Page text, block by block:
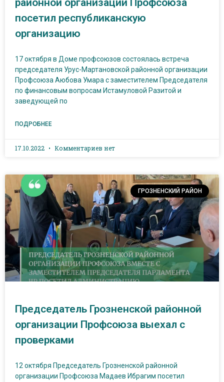
районной организации Профсоюза
посетил республиканскую
организацию
17 октября в Доме профсоюзов состоялась встреча
председателя Урус-Мартановской районной организации
Профсоюза Аюбова Умара с заместителем Председателя
по финансовым вопросам Истамуловой Разитой и
заведующей по
ПОДРОБНЕЕ
17.10.2022 Комментариев нет
ГРОЗНЕНСКИЙ РАЙОН
Председатель Грозненской районной
организации Профсоюза выехал с
проверками
12 октября Председатель Грозненской районной
организации Профсоюза Мадаев Ибрагим посетил